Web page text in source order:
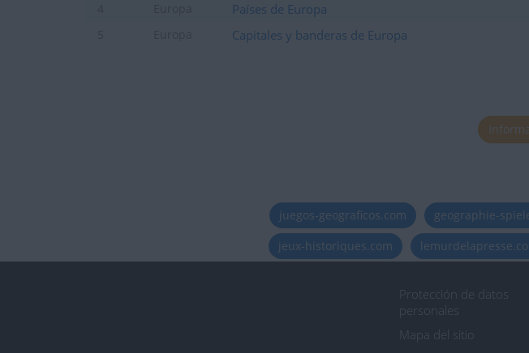
Países de Europa
Capitales y banderas de Europa
juegos-geograficos.com geographie-
jeux-historiques.com
Protección de datos
personales
Mapa del sitio